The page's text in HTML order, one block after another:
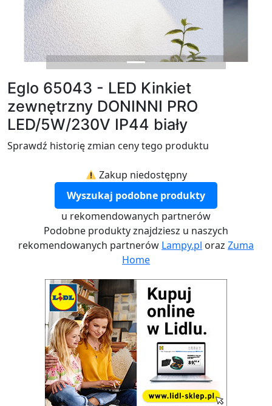
Eglo 65043 - LED Kinkiet
zewnętrzny DONINNI PRO
LED/5W/230V IP44 biały
Sprawdź historię zmian ceny tego produktu
Zakup niedostępny
Wyszukaj podobne produkty
u rekomendowanych partnerów
Podobne produkty znajdziesz u naszych
rekomendowanych partnerów Lampy.pl oraz Zuma
Home